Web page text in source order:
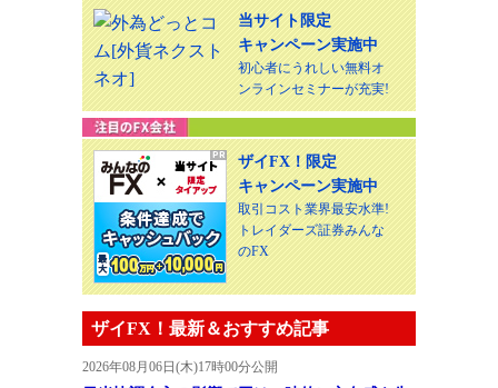
当サイト限定
キャンペーン実施中
初心者にうれしい無料オ
ンラインセミナーが充実!
ザイFX！限定
キャンペーン実施中
取引コスト業界最安水準!
トレイダーズ証券みんな
のFX
ザイFX！最新＆おすすめ記事
2026年08月06日(木)17時00分公開